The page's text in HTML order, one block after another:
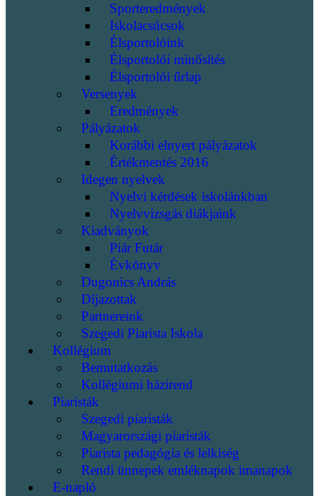
Sporteredmények
Iskolacsúcsok
Élsportolóink
Élsportolói minősítés
Élsportolói űrlap
Versenyek
Eredmények
Pályázatok
Korábbi elnyert pályázatok
Értékmentés 2016
Idegen nyelvek
Nyelvi kérdések iskolánkban
Nyelvvizsgás diákjaink
Kiadványok
Piár Futár
Évkönyv
Dugonics András
Díjazottak
Partnereink
Szegedi Piarista Iskola
Kollégium
Bemutatkozás
Kollégiumi házirend
Piaristák
Szegedi piaristák
Magyarországi piaristák
Piarista pedagógia és lelkiség
Rendi ünnepek emléknapok imanapok
E-napló